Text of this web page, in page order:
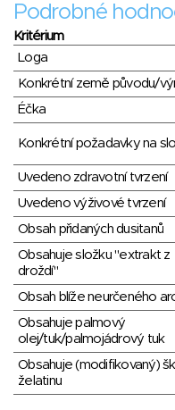
Podrobné
Kritérium
Loga
Konkrétní země původu/
Éčka
Konkrétní požadavky na
Uvedeno zdravotní tvrzení
Uvedeno výživové tvrzení
Obsah přidaných dusitanů
Obsahuje složku "extrakt z
droždí"
Obsah blíže neurčeného
Obsahuje palmový
olej/tuk/palmojádrový tuk
Obsahuje (modifikovaný)
želatinu